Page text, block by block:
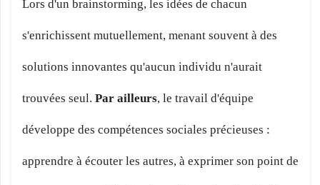
Lors d'un brainstorming, les idées de chacun
s'enrichissent mutuellement, menant souvent à des
solutions innovantes qu'aucun individu n'aurait
trouvées seul. Par ailleurs, le travail d'équipe
développe des compétences sociales précieuses :
apprendre à écouter les autres, à exprimer son point de